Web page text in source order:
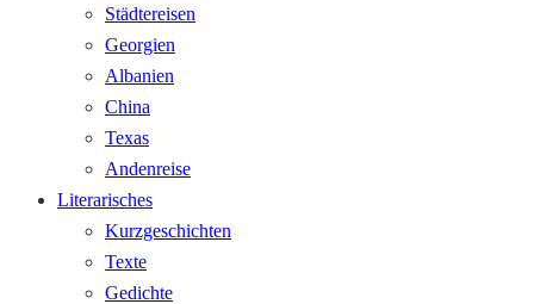
Städtereisen
Georgien
Albanien
China
Texas
Andenreise
Literarisches
Kurzgeschichten
Texte
Gedichte